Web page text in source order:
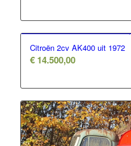
Citroën 2cv AK400 uit 1972
€14.500,00